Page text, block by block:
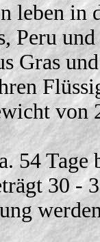
leben in
Peru
Gras
von
54
30 -